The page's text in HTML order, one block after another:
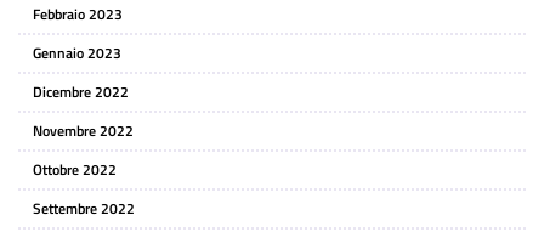
Febbraio 2023
Gennaio 2023
Dicembre 2022
Novembre 2022
Ottobre 2022
Settembre 2022